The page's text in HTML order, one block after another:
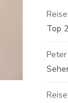
Top